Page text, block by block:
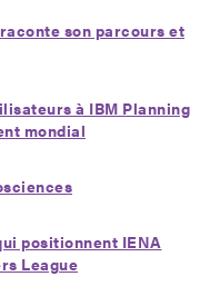
son parcours et
à IBM Planning
mondial
positionnent IENA
League